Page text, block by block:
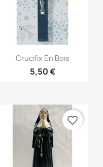
Aperçu rapide
Crucifix En Bois
5,50 €
favorite_border